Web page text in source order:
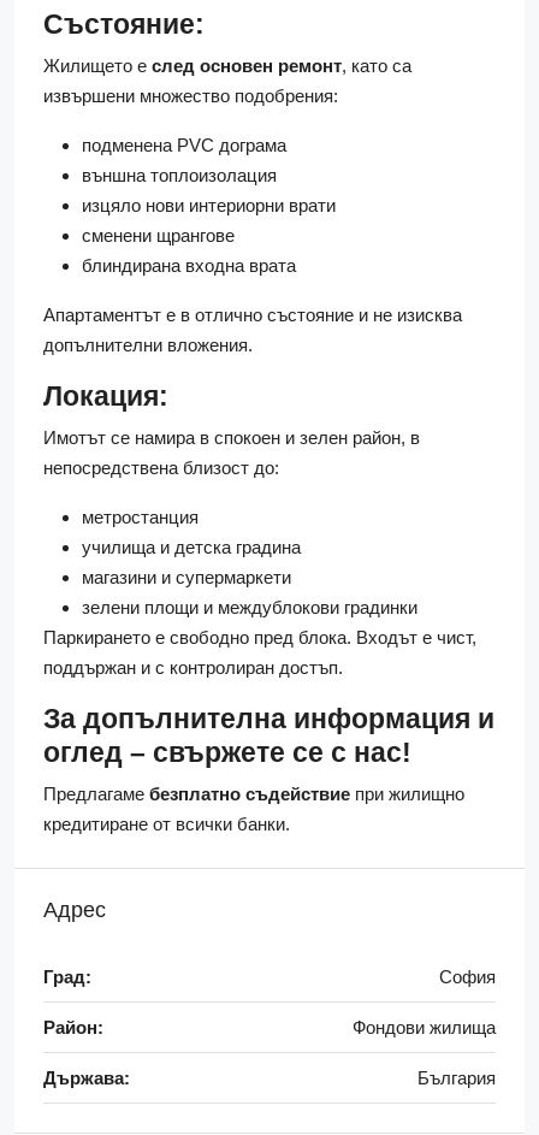
Състояние:
Жилището е след основен ремонт, като са
извършени множество подобрения:
подменена PVC дограма
външна топлоизолация
изцяло нови интериорни врати
сменени щрангове
блиндирана входна врата
Апартаментът е в отлично състояние и не изисква
допълнителни вложения.
Локация:
Имотът се намира в спокоен и зелен район, в
непосредствена близост до:
метростанция
училища и детска градина
магазини и супермаркети
зелени площи и междублокови градинки
Паркирането е свободно пред блока. Входът е чист,
поддържан и с контролиран достъп.
За допълнителна информация и
оглед – свържете се с нас!
Предлагаме безплатно съдействие при жилищно
кредитиране от всички банки.
Адрес
Град: София
Район: Фондови жилища
Държава: България